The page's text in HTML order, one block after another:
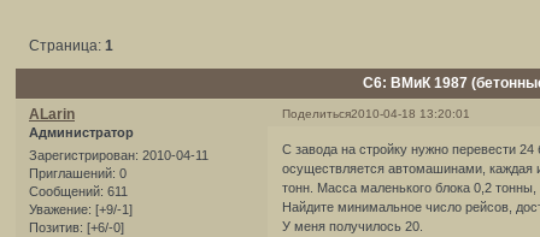
С6: ВМиК 1987
Страница: 1
Поделиться2010-04-18 13:20:01
ALarin
Администратор
Зарегистрирован: 2010-04-11
Приглашений: 0
Сообщений: 611
Уважение: [+9/-1]
Позитив: [+6/-0]
С завода на стройку нужно перевести
осуществляется автомашинами, каждая
тонн. Масса маленького блока 0,2
Найдите минимальное число рейсов,
У меня получилось 20.